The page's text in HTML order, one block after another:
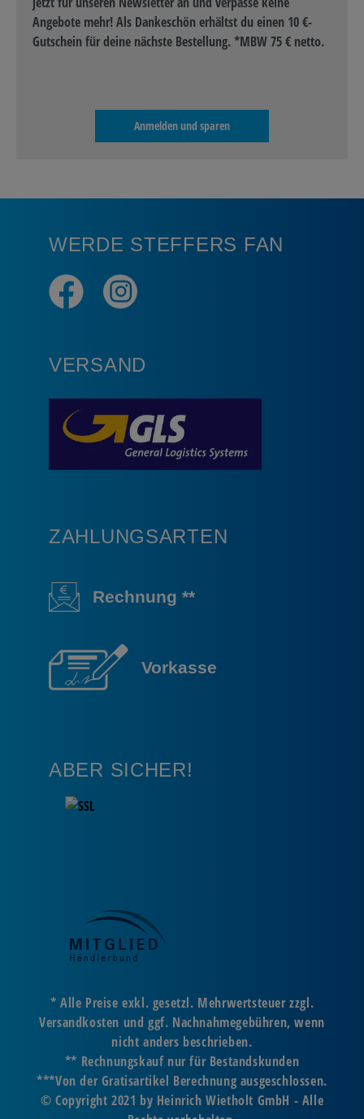
Angebote mehr! Als Dankeschön erhältst du einen 10 €-
Gutschein für deine nächste Bestellung. *MBW 75 € netto.
Anmelden und sparen
WERDE STEFFERS FAN
VERSAND
ZAHLUNGSARTEN
Rechnung **
Vorkasse
ABER SICHER!
* Alle Preise exkl. gesetzl. Mehrwertsteuer zzgl.
Versandkosten und ggf. Nachnahmegebühren, wenn
nicht anders beschrieben.
** Rechnungskauf nur für Bestandskunden
***Von der Gratisartikel Berechnung ausgeschlossen.
© Copyright 2021 by Heinrich Wietholt GmbH - Alle